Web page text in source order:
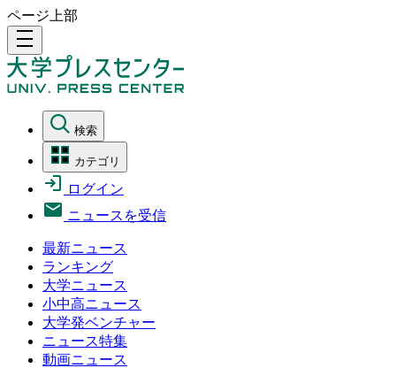
ページ上部
density_medium
検索
カテゴリ
ログイン
ニュースを受信
最新ニュース
ランキング
大学ニュース
小中高ニュース
大学発ベンチャー
ニュース特集
動画ニュース